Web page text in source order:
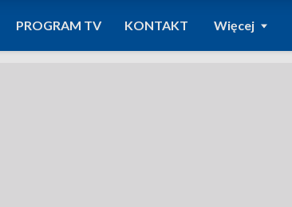
PROGRAM TV KONTAKT Więcej